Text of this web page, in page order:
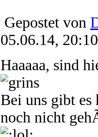
Gepostet von
05.06.14, 20:10
Haaaaa, sind
Bei uns gibt es
noch nicht